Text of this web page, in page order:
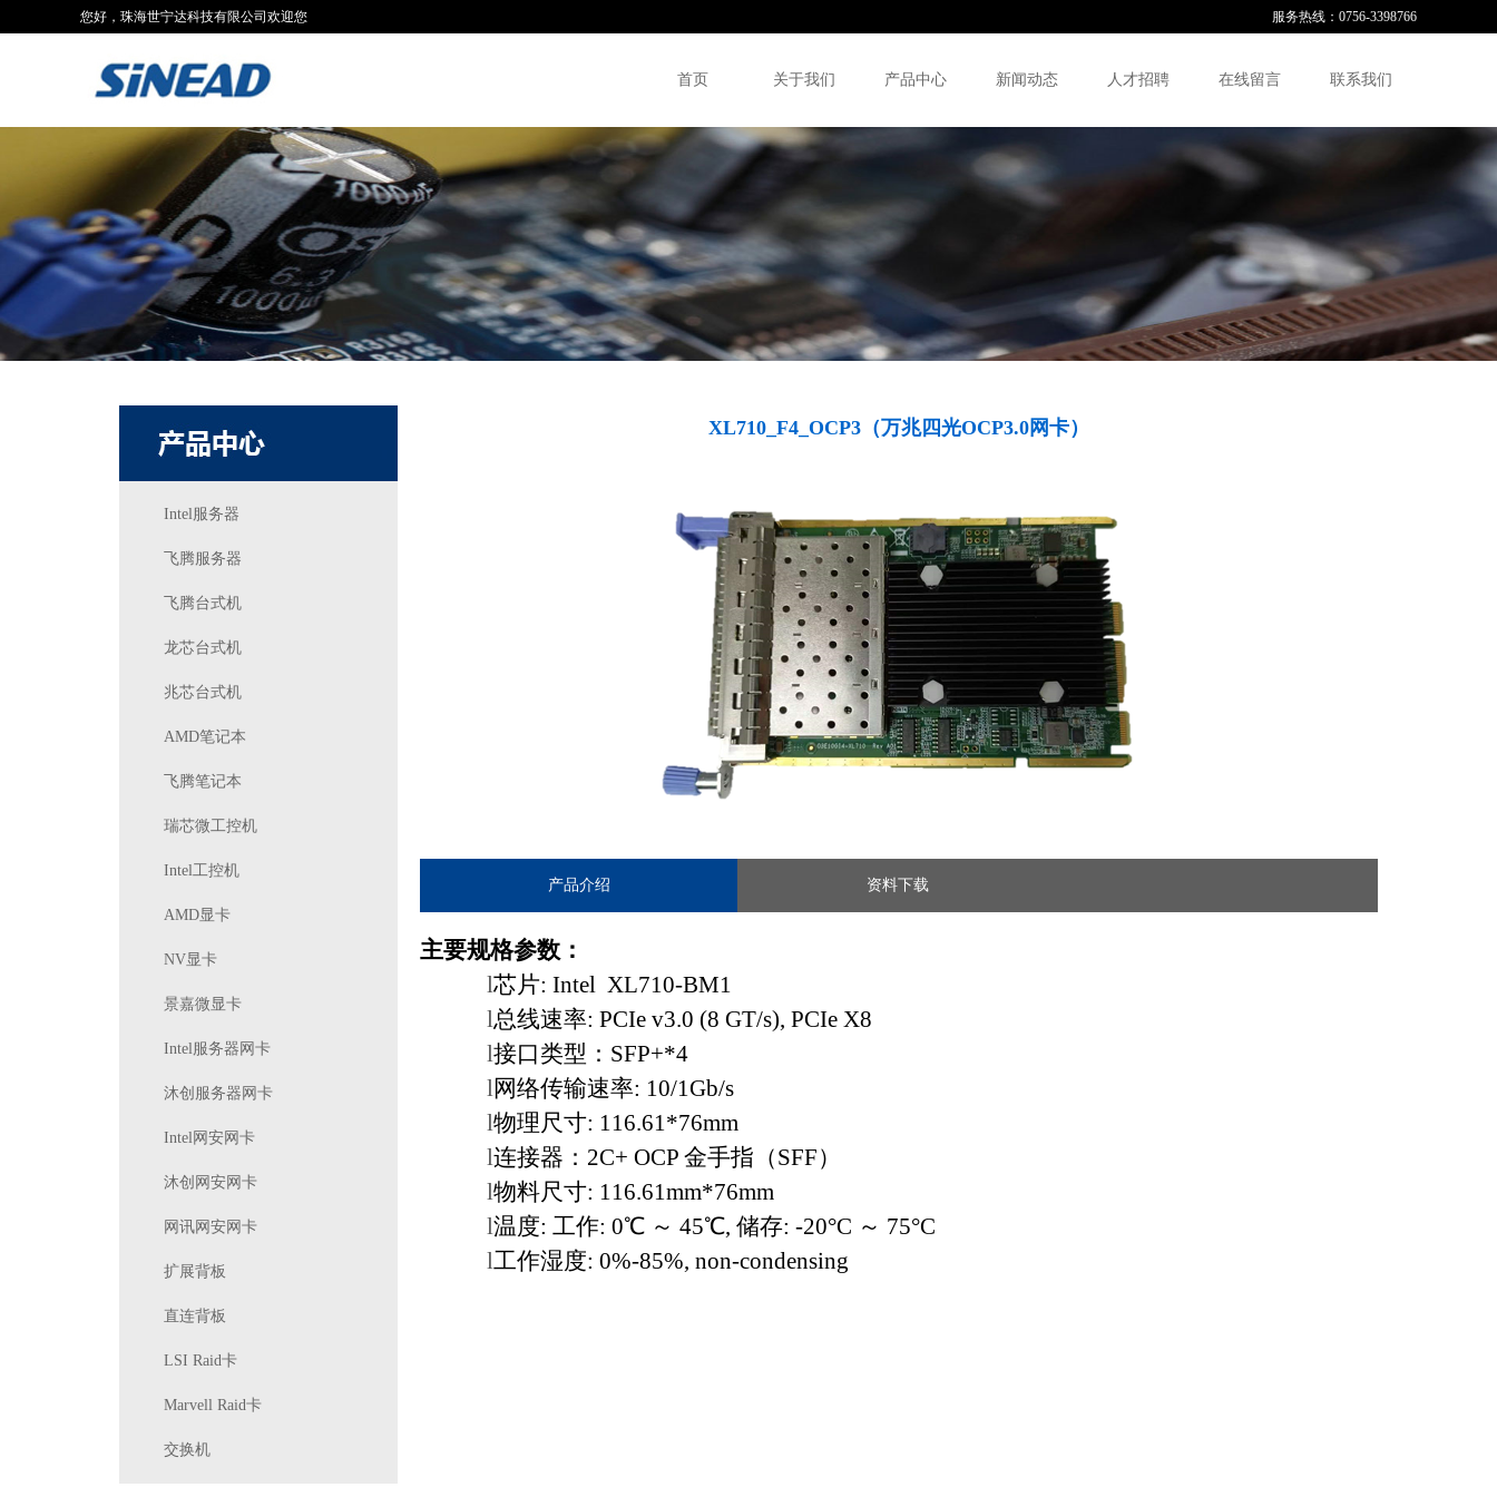
您好，珠海世宁达科技有限公司欢迎您 服务热线：0756-3398766
首页 关于我们 产品中心 新闻动态 人才招聘 在线留言 联系我们
Intel服务器
飞腾服务器
飞腾台式机
龙芯台式机
兆芯台式机
AMD笔记本
飞腾笔记本
瑞芯微工控机
Intel工控机
AMD显卡
NV显卡
景嘉微显卡
Intel服务器网卡
沐创服务器网卡
Intel网安网卡
沐创网安网卡
网讯网安网卡
扩展背板
直连背板
LSI Raid卡
Marvell Raid卡
交换机
XL710_F4_OCP3（万兆四光OCP3.0网卡）
产品介绍 资料下载
主要规格参数：
l芯片: Intel XL710-BM1
l总线速率:PCIe v3.0 (8 GT/s), PCIe X8
l接口类型： SFP+*4
l网络传输速率: 10/1Gb/s
l物理尺寸: 116.61*76mm
l连接器： 2C+ OCP金手指（SFF）
l物料尺寸: 116.61mm*76mm
l温度:工作:0℃ ～ 45℃,储存: -20°C ～ 75°C
l工作湿度:0%-85%, non-condensing